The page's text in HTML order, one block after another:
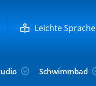
Leichte Sprache
Schwimmbad